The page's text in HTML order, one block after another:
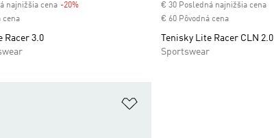
najnižšia cena -20%Discount
cena
Racer 3.0
€ 30 Posledná najnižšia cena
€ 60 Pôvodná cena
Tenisky Lite Racer CLN 2.0
Sportswear